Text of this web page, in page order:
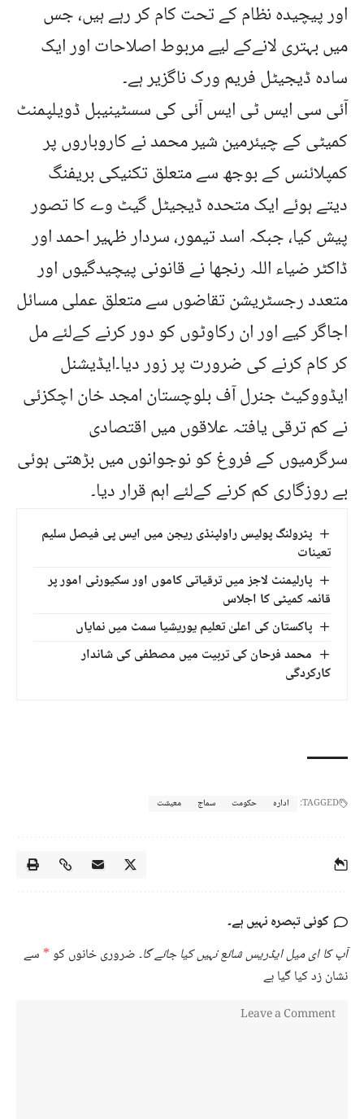
اور پیچیدہ نظام کے تحت کام کر رہے ہیں، جس
میں بہتری لانےکے لیے مربوط اصلاحات اور ایک
سادہ ڈیجیٹل فریم ورک ناگزیر ہے۔
آئی سی ایس ٹی ایس آئی کی سسٹینیبل ڈویلپمنٹ
کمیٹی کے چیئرمین شیر محمد نے کاروباروں پر
کمپلائنس کے بوجھ سے متعلق تکنیکی بریفنگ
دیتے ہوئے ایک متحدہ ڈیجیٹل گیٹ وے کا تصور
پیش کیا، جبکہ اسد تیمور، سردار ظہیر احمد اور
ڈاکٹر ضیاء اللہ رنجھا نے قانونی پیچیدگیوں اور
متعدد رجسٹریشن تقاضوں سے متعلق عملی مسائل
اجاگر کیے اور ان رکاوٹوں کو دور کرنے کےلئے مل
کر کام کرنے کی ضرورت پر زور دیا۔ایڈیشنل
ایڈووکیٹ جنرل آف بلوچستان امجد خان اچکزئی
نے کم ترقی یافتہ علاقوں میں اقتصادی
سرگرمیوں کے فروغ کو نوجوانوں میں بڑھتی ہوئی
بے روزگاری کم کرنے کےلئے اہم قرار دیا۔
پٹرولنگ پولیس راولپنڈی ریجن میں ایس پی فیصل سلیم
تعینات
پارلیمنٹ لاجز میں ترقیاتی کاموں اور سکیورٹی امور پر
قائمہ کمیٹی کا اجلاس
پاکستان کی اعلیٰ تعلیم یوریشیا سمٹ میں نمایاں
محمد فرحان کی تربیت میں مصطفی کی شاندار
کارکردگی
TAGGED: ادارہ حکومت سماج معیشت
کوئی تبصرہ نہیں ہے۔
آپ کا ای میل ایڈریس شائع نہیں کیا جائے گا۔ضروری خانوں کو* سے
نشان زد کیا گیا ہے